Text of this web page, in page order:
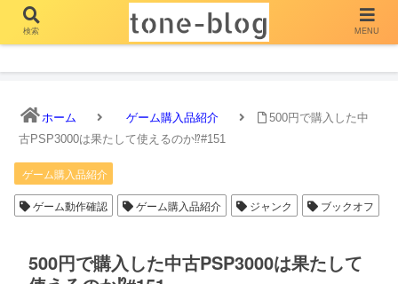
とーん ぶろぐ
ホーム ゲーム購入品紹介
500円で購入した中
古PSP3000は果たして使えるのか⁉#151
ゲーム購入品紹介
ゲーム動作確認 ゲーム購入品紹介 ジャンク ブックオフ
500円で購入した中古PSP3000は果たして
検索 MENU